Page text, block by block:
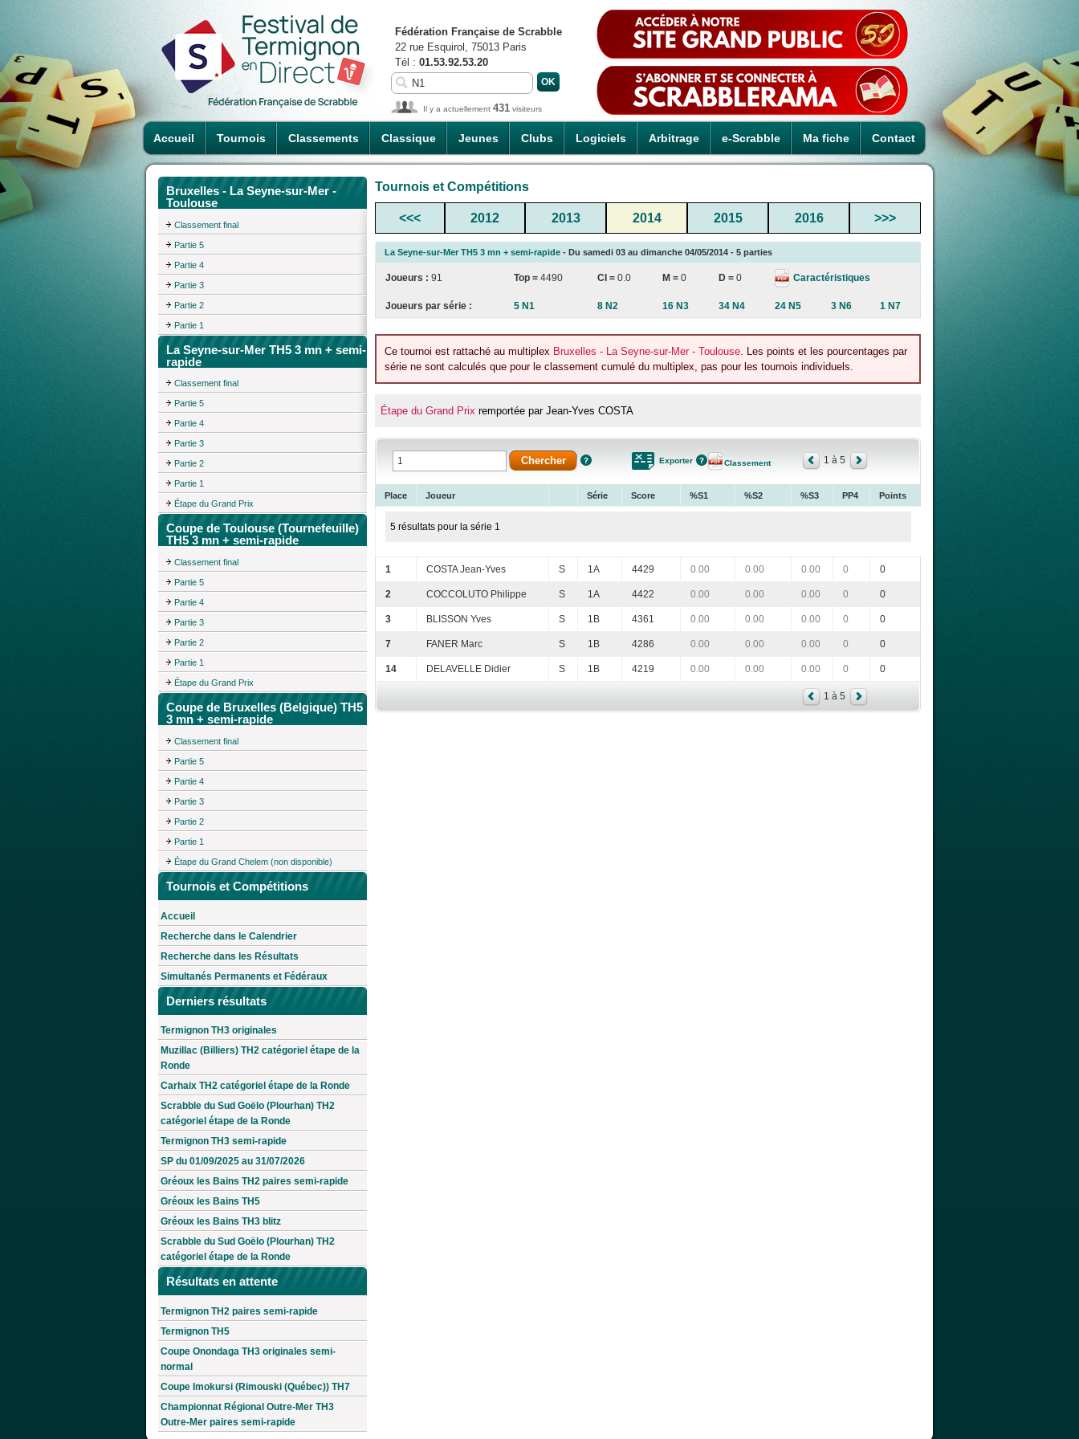
Accueil Tournois Classements Classique Jeunes Clubs Logiciels Arbitrage e-Scrabble Ma fiche Contact
Fédération Française de Scrabble
22 rue Esquirol, 75013 Paris
Tél : 01.53.92.53.20
Il y a actuellement 431 visiteurs
Bruxelles - La Seyne-sur-Mer -
Toulouse
Classement final
Partie 5
Partie 4
Partie 3
Partie 2
Partie 1
La Seyne-sur-Mer TH5 3 mn + semi-
rapide
Classement final
Partie 5
Partie 4
Partie 3
Partie 2
Partie 1
Étape du Grand Prix
Coupe de Toulouse (Tournefeuille)
TH5 3 mn + semi-rapide
Classement final
Partie 5
Partie 4
Partie 3
Partie 2
Partie 1
Étape du Grand Prix
Coupe de Bruxelles (Belgique) TH5
3 mn + semi-rapide
Classement final
Partie 5
Partie 4
Partie 3
Partie 2
Partie 1
Étape du Grand Chelem (non disponible)
Tournois et Compétitions
Accueil
Recherche dans le Calendrier
Recherche dans les Résultats
Simultanés Permanents et Fédéraux
Derniers résultats
Termignon TH3 originales
Muzillac (Billiers) TH2 catégoriel étape de la
Ronde
Carhaix TH2 catégoriel étape de la Ronde
Scrabble du Sud Goëlo (Plourhan) TH2
catégoriel étape de la Ronde
Termignon TH3 semi-rapide
SP du 01/09/2025 au 31/07/2026
Gréoux les Bains TH2 paires semi-rapide
Gréoux les Bains TH5
Gréoux les Bains TH3 blitz
Scrabble du Sud Goëlo (Plourhan) TH2
catégoriel étape de la Ronde
Résultats en attente
Termignon TH2 paires semi-rapide
Termignon TH5
Coupe Onondaga TH3 originales semi-
normal
Coupe Imokursi (Rimouski (Québec)) TH7
Championnat Régional Outre-Mer TH3
Outre-Mer paires semi-rapide
Tournois et Compétitions
<<< 2012 2013 2014 2015 2016 >>>
La Seyne-sur-Mer TH5 3 mn + semi-rapide - Du samedi 03 au dimanche 04/05/2014 - 5 parties
Joueurs : 91 Top = 4490 CI = 0.0 M = 0 D = 0 Caractéristiques
Joueurs par série : 5 N1 8 N2 16 N3 34 N4 24 N5 3 N6 1 N7
Ce tournoi est rattaché au multiplex Bruxelles - La Seyne-sur-Mer - Toulouse. Les points et les pourcentages par
série ne sont calculés que pour le classement cumulé du multiplex, pas pour les tournois individuels.
Étape du Grand Prix remportée par Jean-Yves COSTA
Exporter Classement 1 à 5
Place Joueur Série Score %S1 %S2 %S3 PP4 Points
5 résultats pour la série 1
1 COSTA Jean-Yves S 1A 4429 0.00 0.00 0.00 0 0
2 COCCOLUTO Philippe S 1A 4422 0.00 0.00 0.00 0 0
3 BLISSON Yves S 1B 4361 0.00 0.00 0.00 0 0
7 FANER Marc S 1B 4286 0.00 0.00 0.00 0 0
14 DELAVELLE Didier S 1B 4219 0.00 0.00 0.00 0 0
1 à 5